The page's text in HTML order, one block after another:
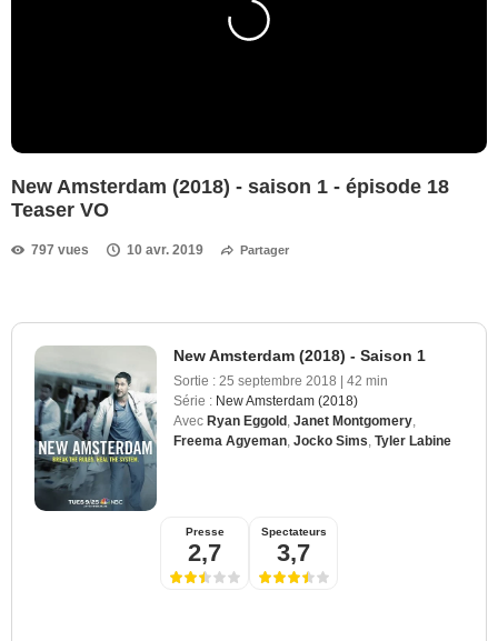
New Amsterdam (2018) - saison 1 - épisode 18
Teaser VO
797 vues 10 avr. 2019 Partager
New Amsterdam (2018) - Saison 1
Sortie : 25 septembre 2018 | 42 min
Série : New Amsterdam (2018)
Avec Ryan Eggold Janet Montgomery
Freema Agyeman Jocko Sims Tyler Labine
Presse
2,7
Spectateurs
3,7